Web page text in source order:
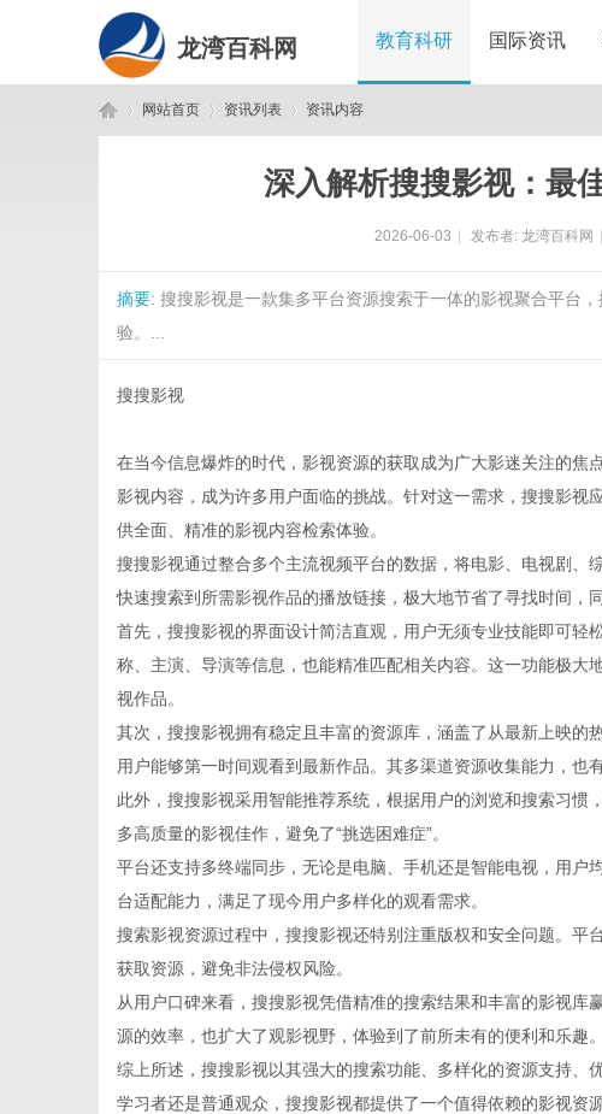
龙湾百科网 教育科研 国际资讯
网站首页 资讯列表 资讯内容
深入解析搜搜影视：最
2026-06-03 发布者: 龙湾百科网
摘要: 搜搜影视是一款集多平台资源搜索于一体的影视聚合平台
验。...
搜搜影视
在当今信息爆炸的时代，影视资源的获取成为广大影迷关注的
影视内容，成为许多用户面临的挑战。针对这一需求，搜搜影
供全面、精准的影视内容检索体验。
搜搜影视通过整合多个主流视频平台的数据，将电影、电视剧
快速搜索到所需影视作品的播放链接，极大地节省了寻找时间，
首先，搜搜影视的界面设计简洁直观，用户无须专业技能即可轻
称、主演、导演等信息，也能精准匹配相关内容。这一功能极
视作品。
其次，搜搜影视拥有稳定且丰富的资源库，涵盖了从最新上映
用户能够第一时间观看到最新作品。其多渠道资源收集能力，也
此外，搜搜影视采用智能推荐系统，根据用户的浏览和搜索习
多高质量的影视佳作，避免了“挑选困难症”。
平台还支持多终端同步，无论是电脑、手机还是智能电视，用
台适配能力，满足了现今用户多样化的观看需求。
搜索影视资源过程中，搜搜影视还特别注重版权和安全问题。
获取资源，避免非法侵权风险。
从用户口碑来看，搜搜影视凭借精准的搜索结果和丰富的影视
源的效率，也扩大了观影视野，体验到了前所未有的便利和乐趣。
综上所述，搜搜影视以其强大的搜索功能、多样化的资源支持、
学习者还是普通观众，搜搜影视都提供了一个值得依赖的影视